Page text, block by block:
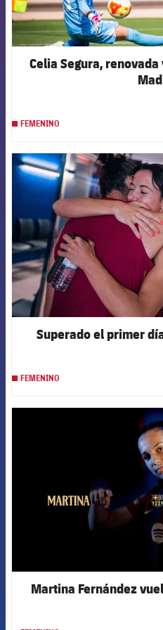
Celia Segura,
FEMENINO
Superado el primer
FEMENINO
Martina Fernández